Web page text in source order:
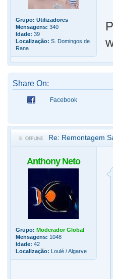
Grupo: Utilizadores
Mensagens: 340
Idade: 39
Localização: S. Domingos de
Rana
Share On:
Facebook
Re: Remontagem
Anthony Neto
Grupo: Moderador Global
Mensagens: 1048
Idade: 42
Localização: Loulé / Algarve